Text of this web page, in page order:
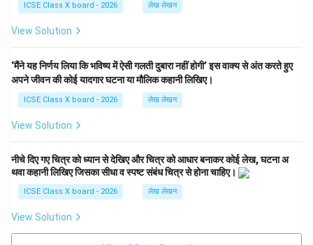
Purpose:Create still life with height variation,
contrasting textures, and interesting internal detail
Step 2: Composition Guidelines
Focal Points:
Cut papaya reveals internal texture and seeds—unique
detail
surfaces clearly
ICSE Class X board - 2026 लेख लेखन
View Solution
‘मैंने यह निर्णय लिया कि भविष्य में ऐसी गलती दुबारा नहीं होगी’ इस वाक्य से अंत करते हुए
अपने जीवन की कोई यादगार घटना या मौलिक कहानी लिखिए।
ICSE Class X board - 2026 लेख लेखन
View Solution
नीचे दिए गए चित्र को ध्यान से देखिए और चित्र को आधार बनाकर कोई लेख, घटना अ
थवा कहानी लिखिए जिसका सीधा व स्पष्ट संबंध चित्र से होना चाहिए।
ICSE Class X board - 2026 लेख लेखन
View Solution